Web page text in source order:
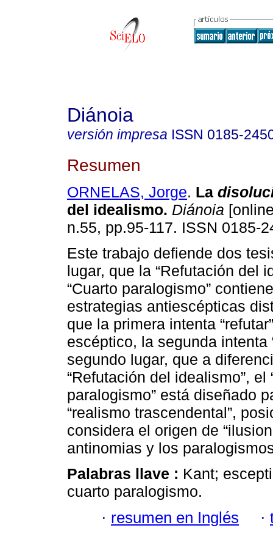
Diánoia
versión impresa ISSN 0185-
Resumen
ORNELAS, Jorge. La
del idealismo. Diánoia
n.55, pp.95-117. ISSN 0185-
Este trabajo defiende dos
lugar, que la “Refutación del
“Cuarto paralogismo”
estrategias antiescépticas
que la primera intenta
escéptico, la segunda intenta
segundo lugar, que a
“Refutación del idealismo”, el
paralogismo” está diseñado
“realismo trascendental”,
considera el origen de
antinomias y los
Palabras llave : Kant;
cuarto paralogismo.
· resumen en Inglés ·